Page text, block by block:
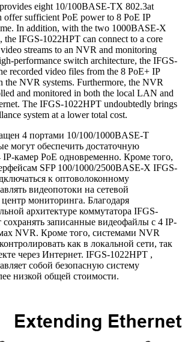
eight 10/100BASE-TX 802.3at
offer sufficient PoE power to 8 PoE IP
In addition, with the two 1000BASE-X
the IFGS-1022HPT can connect to a core
streams to an NVR and monitoring
performance switch architecture, the IFGS-
recorded video files from the 8 PoE+ IP
the NVR systems. Furthermore, the NVR
and monitored in both the local LAN and
The IFGS-1022HPT undoubtedly brings
system at a lower total cost.
4 портами 10/100/1000BASE-T
могут обеспечить достаточную
камер PoE одновременно. Кроме того,
SFP 100/1000/2500BASE-X IFGS-
к оптоволоконному
видеопотоки на сетевой
центр мониторинга. Благодаря
архитектуре коммутатора IFGS-
записанные видеофайлы с 4 IP-
NVR. Кроме того, системами NVR
как в локальной сети, так
через Интернет. IFGS-1022HPT ,
собой безопасную систему
низкой общей стоимости.